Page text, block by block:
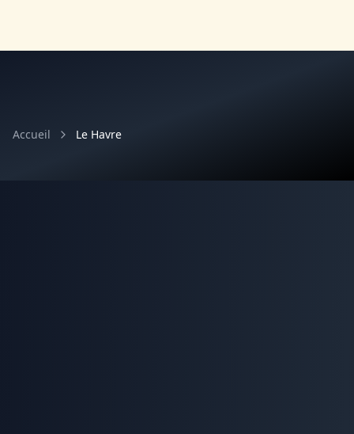
Accueil Le Havre